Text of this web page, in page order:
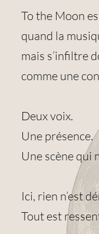
To the Moon
quand la
mais s’infiltre
comme une
Deux voix.
Une présence.
Une scène qui
Ici, rien n’est
Tout est